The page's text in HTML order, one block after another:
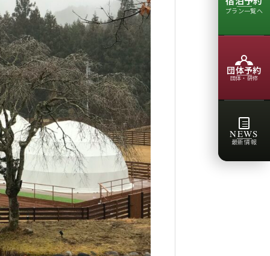
プラン一覧へ
団体予約
団体・研修
NEWS
最新情報